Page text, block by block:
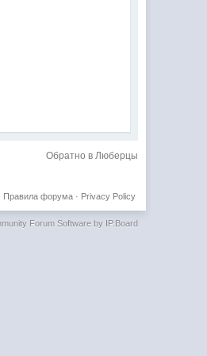
Обратно в Люберцы
Privacy Policy
Правила форума·
Forum Software by IP.Board